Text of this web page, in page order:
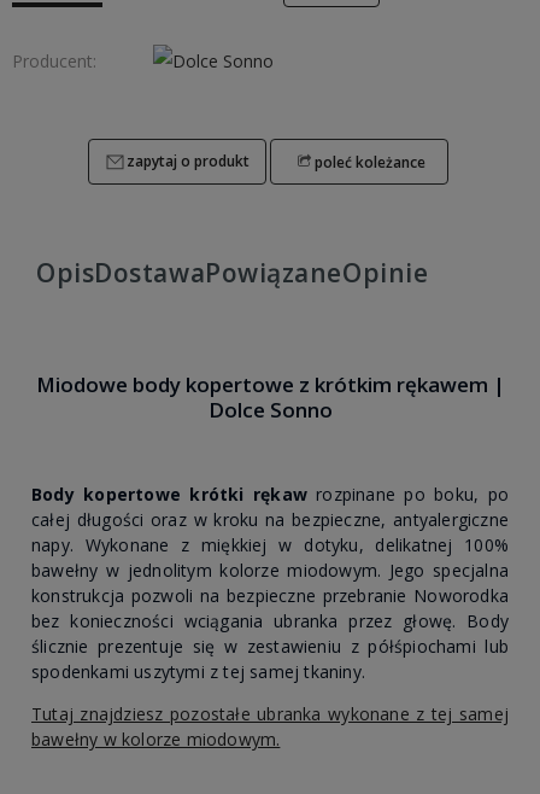
Producent:
zapytaj o produkt poleć koleżance
OpisDostawaPowiązaneOpinie
Miodowe body kopertowe z krótkim rękawem |
Dolce Sonno
Body kopertowe krótki rękawrozpinane po boku, po
całej długości oraz w kroku na bezpieczne, antyalergiczne
napy. Wykonane z miękkiej w dotyku, delikatnej 100%
bawełny w jednolitym kolorze miodowym. Jego specjalna
konstrukcja pozwoli na bezpieczne przebranie Noworodka
bez konieczności wciągania ubranka przez głowę. Body
ślicznie prezentuje się w zestawieniu z półśpiochami lub
spodenkami uszytymi z tej samej tkaniny.
Tutaj znajdziesz pozostałe ubranka wykonane z tej samej
bawełny w kolorze miodowym.